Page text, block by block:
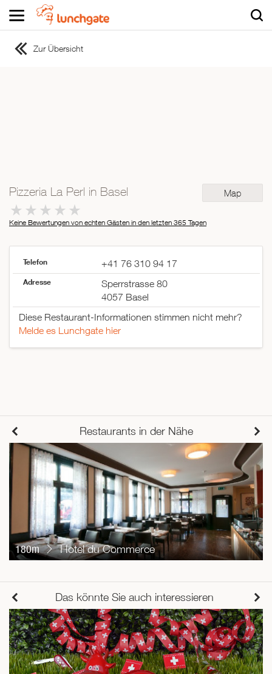
ZUR STARTSEITE
Mexikanisch
Spanisch
Zur Übersicht
Map
Pizzeria La Perl in Basel
Keine Bewertungen von echten Gästen in den letzten 365 Tagen
Telefon +41 76 310 94 17
Adresse
Sperrstrasse 80
4057 Basel
Diese Restaurant-Informationen stimmen nicht mehr?
Melde es Lunchgate hier
Restaurants in der Nähe
180m Hotel du Commerce
Das könnte Sie auch interessieren